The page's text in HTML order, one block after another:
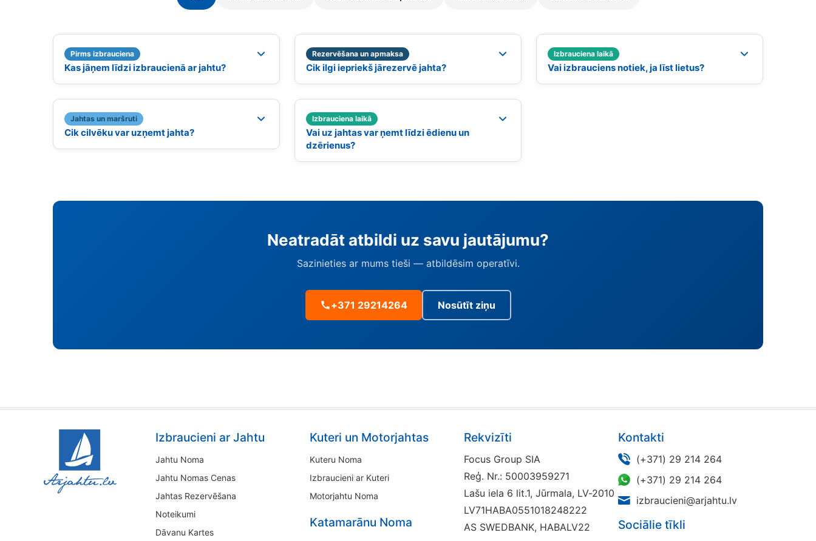
Pirms izbrauciena
Kas jāņem līdzi izbraucienā ar jahtu?
Rezervēšana un apmaksa
Cik ilgi iepriekš jārezervē jahta?
Izbrauciena laikā
Vai izbrauciens notiek, ja līst lietus?
Jahtas un maršruti
Cik cilvēku var uzņemt jahta?
Izbrauciena laikā
Vai uz jahtas var ņemt līdzi ēdienu un
dzērienus?
kategoriski aizliegta
Neatradāt atbildi uz savu jautājumu?
Sazinieties ar mums tieši — atbildēsim operatīvi.
+371 29214264 Nosūtīt ziņu
Izbraucieni ar Jahtu
Jahtu Noma
Jahtu Nomas Cenas
Jahtas Rezervēšana
Noteikumi
Dāvanu Kartes
Kuteri un Motorjahtas
Kuteru Noma
Izbraucieni ar Kuteri
Motorjahtu Noma
Katamarānu Noma
Rekvizīti
Focus Group SIA
Reģ. Nr.: 50003959271
Lašu iela 6 lit.1, Jūrmala, LV-2010
LV71HABA0551018248222
AS SWEDBANK, HABALV22
Kontakti
(+371) 29 214 264
(+371) 29 214 264
izbraucieni@arjahtu.lv
Sociālie tīkli